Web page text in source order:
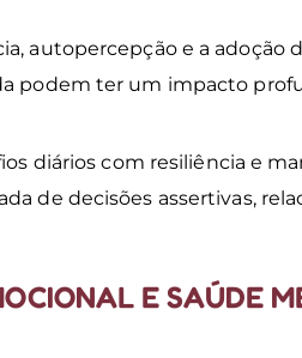
autopercepção e a
podem ter um impacto
diários com resiliência e
de decisões assertivas,
E SAÚDE